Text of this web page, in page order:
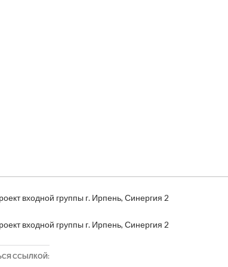
входной группы г. Ирпень, Синергия 2
входной группы г. Ирпень, Синергия 2
ССЫЛКОЙ: